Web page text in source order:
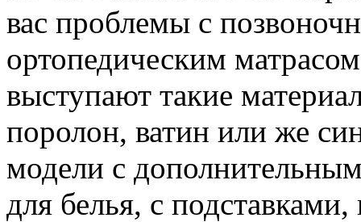
вас проблемы с
ортопедическим
выступают такие
поролон, ватин или же
модели с
для белья, с